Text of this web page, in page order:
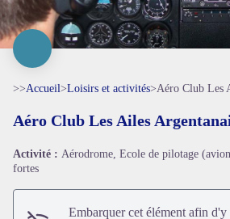
>>Accueil>Loisirs et activités>Aéro Club Les
Aéro Club Les Ailes
Activité : Aérodrome, Ecole de pilotage
fortes
Embarquer cet élément afin d'y